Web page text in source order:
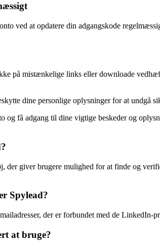
ved at opdatere din adgangskode
på mistænkelige links eller downloade
dine personlige oplysninger for at undgå
få adgang til dine vigtige beskeder og
giver brugere mulighed for at finde og
Spylead?
der er forbundet med de
at bruge?